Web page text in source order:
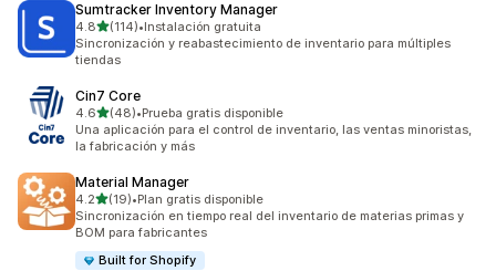
Sumtracker Inventory Manager
4.8de 5 estrellas
(114)
114 reseñas en total
•Instalación gratuita
Sincronización y reabastecimiento de inventario para múltiples
tiendas
Cin7 Core
4.6de 5 estrellas
(48)
48 reseñas en total
•Prueba gratis disponible
Una aplicación para el control de inventario, las ventas minoristas,
la fabricación y más
Material Manager
4.2de 5 estrellas
(19)
19 reseñas en total
•Plan gratis disponible
Sincronización en tiempo real del inventario de materias primas y
BOM para fabricantes
Built for Shopify